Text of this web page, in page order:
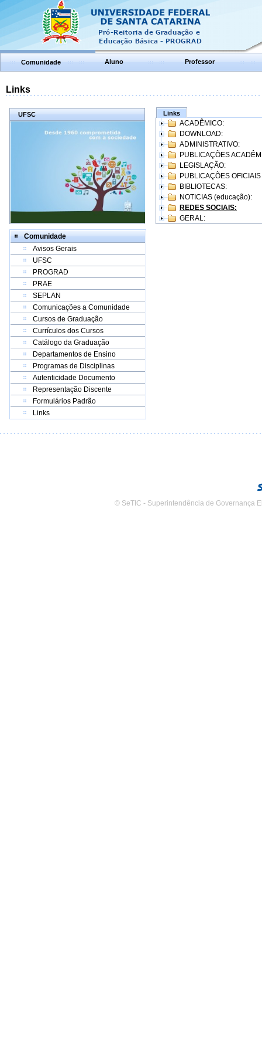
Comunidade Aluno Professor
Links
UFSC
Comunidade
Avisos Gerais
UFSC
PROGRAD
PRAE
SEPLAN
Comunicações a Comunidade
Cursos de Graduação
Currículos dos Cursos
Catálogo da Graduação
Departamentos de Ensino
Programas de Disciplinas
Autenticidade Documento
Representação Discente
Formulários Padrão
Links
Links
ACADÊMICO:
DOWNLOAD:
ADMINISTRATIVO:
PUBLICAÇÕES
LEGISLAÇÃO:
PUBLICAÇÕES
BIBLIOTECAS:
NOTICIAS (educação):
REDES SOCIAIS:
GERAL:
© SeTIC - Superintendência de Governança